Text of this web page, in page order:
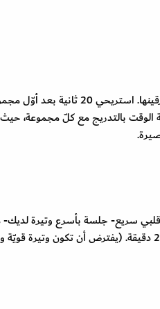
كلّما كانت الفترة بين مجموعات تمارين القوّة أقصر، كلّما زاد عدد السعرات الحراريّة التي تحرقينها.
وستكوت. وإضافة الوقت بالتدريج مع كلّ مجموعة، حيث
قلبي سريع- جلسة بأسرع وتيرة لديك-
أسبوعيّا، كما ينصح جوردان. جرّبي ذلك: قومي بالإحماء أوّلاً ثم تمرّني بأسرع ما يمكنك لمدة 20 دقيقة. (يفترض أن تكون